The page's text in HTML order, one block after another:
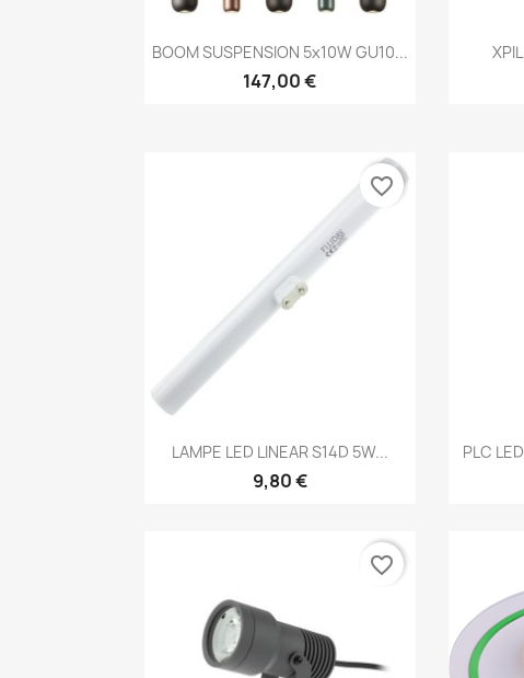
Aperçu rapide
BOOM SUSPENSION 5x10W GU10...
147,00 €
 Aperçu rapide
LAMPE LED LINEAR S14D 5W...
9,80 €
favorite_border
PLC
favorite_border